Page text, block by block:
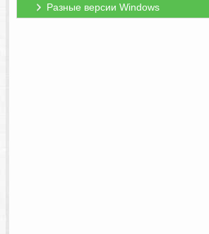
Разные версии Windows